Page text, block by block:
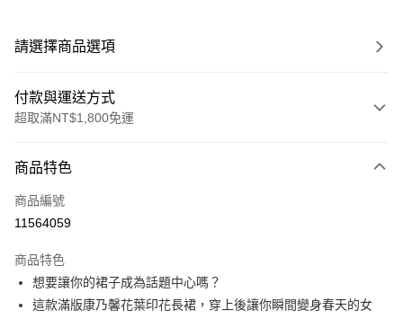
請選擇商品選項
付款與運送方式
超取滿NT$1,800免運
信用卡一次付款
超商取貨付款
Apple Pay
悠遊付
商品特色
商品編號
11564059
商品特色
想要讓你的裙子成為話題中心嗎？
這款滿版康乃馨花葉印花長裙，穿上後讓你瞬間變身春天的女